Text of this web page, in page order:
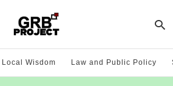
Wisdom Law and Public Policy